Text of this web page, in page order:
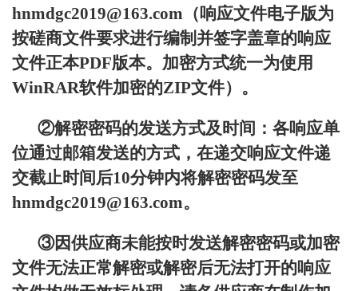
hnmdgc2019@163.com（响应文件电子版为
按磋商文件要求进行编制并签字盖章的响应
文件正本PDF版本。加密方式统一为使用
WinRAR软件加密的ZIP文件）。
②解密密码的发送方式及时间：各响应单
位通过邮箱发送的方式，在递交响应文件递
交截止时间后10分钟内将解密密码发至
hnmdgc2019@163.com。
③因供应商未能按时发送解密密码或加密
文件无法正常解密或解密后无法打开的响应